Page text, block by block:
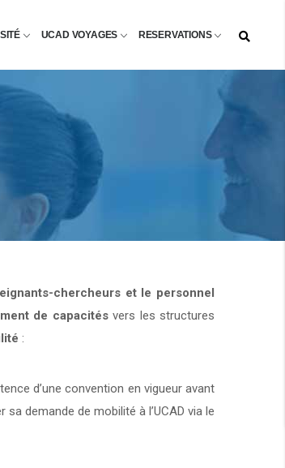
UCAD VOYAGES RESERVATIONS
chercheurs et le personnel
de capacitésvers les structures
:
d’une convention en vigueur avant
demande de mobilité à l’UCAD via le